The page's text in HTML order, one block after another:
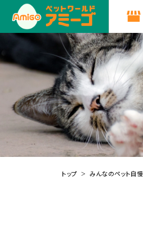
トップ みんなのペット自慢